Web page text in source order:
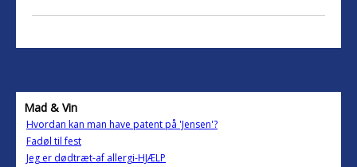
Mad & Vin
Hvordan kan man have patent på 'Jensen'?
Fadøl til fest
Jeg er dødtræt-af allergi-HJÆLP